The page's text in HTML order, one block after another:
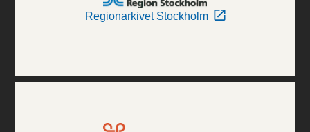
Regionarkivet Stockholm